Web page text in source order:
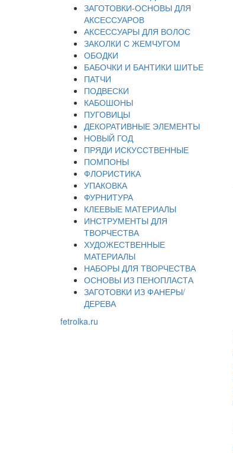
ЗАГОТОВКИ-ОСНОВЫ ДЛЯ
АКСЕССУАРОВ
АКСЕССУАРЫ ДЛЯ ВОЛОС
ЗАКОЛКИ С ЖЕМЧУГОМ
ОБОДКИ
БАБОЧКИ И БАНТИКИ ШИТЬЕ
ПАТЧИ
ПОДВЕСКИ
КАБОШОНЫ
ПУГОВИЦЫ
ДЕКОРАТИВНЫЕ ЭЛЕМЕНТЫ
НОВЫЙ ГОД
ПРЯДИ ИСКУССТВЕННЫЕ
ПОМПОНЫ
ФЛОРИСТИКА
УПАКОВКА
ФУРНИТУРА
КЛЕЕВЫЕ МАТЕРИАЛЫ
ИНСТРУМЕНТЫ ДЛЯ
ТВОРЧЕСТВА
ХУДОЖЕСТВЕННЫЕ
МАТЕРИАЛЫ
НАБОРЫ ДЛЯ ТВОРЧЕСТВА
ОСНОВЫ ИЗ ПЕНОПЛАСТА
ЗАГОТОВКИ ИЗ ФАНЕРЫ/
ДЕРЕВА
fetrolka.ru